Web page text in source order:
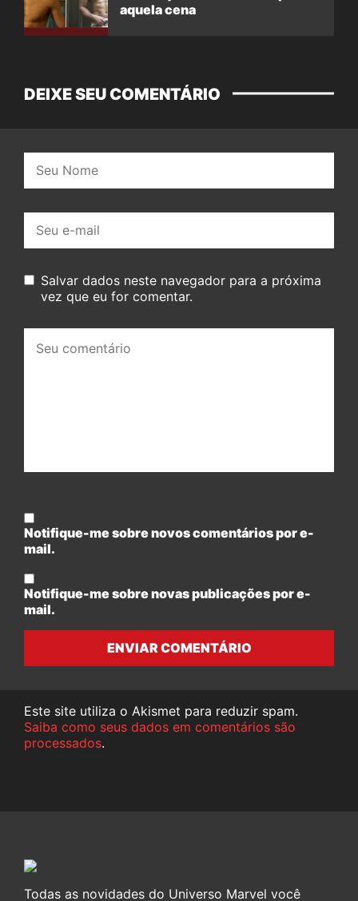
aquela cena
DEIXE SEU COMENTÁRIO
mail:
Salvar dados neste navegador para a próxima
vez que eu for comentar.
comentário:
Notifique-me sobre novos comentários por e-
mail.
Notifique-me sobre novas publicações por e-
mail.
ENVIAR COMENTÁRIO
Este site utiliza o Akismet para reduzir spam.
Saiba como seus dados em comentários são
processados.
Todas as novidades do Universo Marvel você